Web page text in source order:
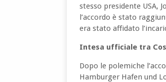
stesso presidente USA,
l’accordo è stato
era stato affidato
Intesa ufficiale tra
Dopo le polemiche
Hamburger Hafen und